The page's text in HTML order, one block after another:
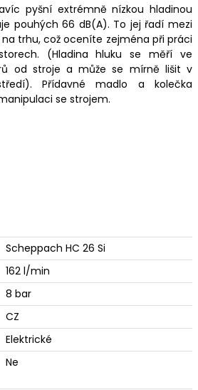
pyšní extrémně nízkou hladinou
pouhých 66 dB(A). To jej řadí mezi
trhu, což oceníte zejména při práci
(Hladina hluku se měří ve
od stroje a může se mírně lišit v
Přídavné madlo a kolečka
se strojem.
Scheppach HC 26 Si
162 l/min
8 bar
CZ
Elektrické
Ne